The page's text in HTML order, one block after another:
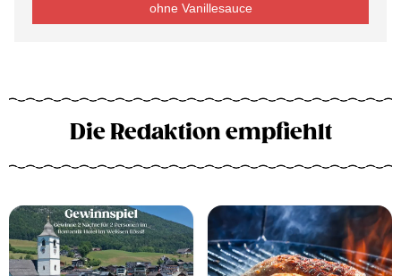
ohne Vanillesauce
Die Redaktion empfiehlt